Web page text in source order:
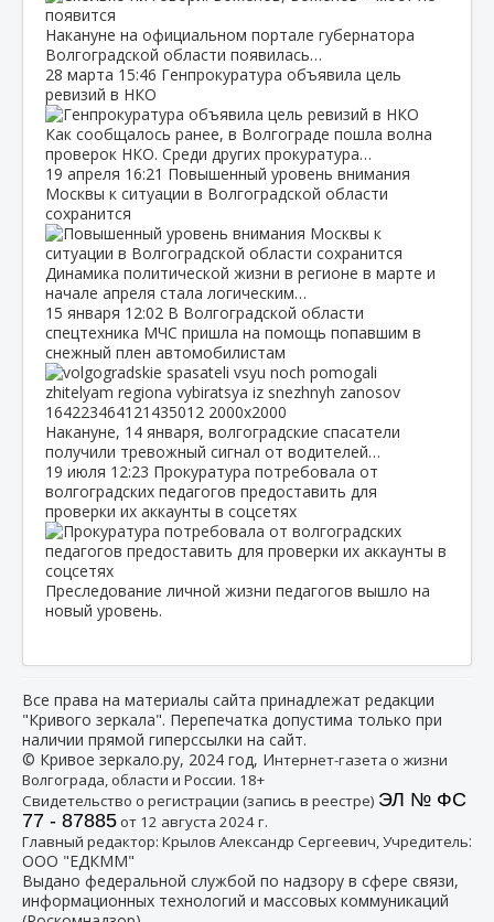
Накануне на официальном портале губернатора
Волгоградской области появилась…
28 марта 15:46 Генпрокуратура объявила цель
ревизий в НКО
Как сообщалось ранее, в Волгограде пошла волна
проверок НКО. Среди других прокуратура…
19 апреля 16:21 Повышенный уровень внимания
Москвы к ситуации в Волгоградской области
сохранится
Динамика политической жизни в регионе в марте и
начале апреля стала логическим…
15 января 12:02 В Волгоградской области
спецтехника МЧС пришла на помощь попавшим в
снежный плен автомобилистам
Накануне, 14 января, волгоградские спасатели
получили тревожный сигнал от водителей…
19 июля 12:23 Прокуратура потребовала от
волгоградских педагогов предоставить для
проверки их аккаунты в соцсетях
Преследование личной жизни педагогов вышло на
новый уровень.
Все права на материалы сайта принадлежат редакции
"Кривого зеркала". Перепечатка допустима только при
наличии прямой гиперссылки на сайт.
© Кривое зеркало.ру, 2024 год, Интернет-газета о жизни
Волгограда, области и России. 18+
Свидетельство о регистрации (запись в реестре) ЭЛ № ФС
77 - 87885от 12 августа 2024 г.
Главный редактор: Крылов Александр Сергеевич, Учредитель:
ООО "ЕДКММ"
Выдано федеральной службой по надзору в сфере связи,
информационных технологий и массовых коммуникаций